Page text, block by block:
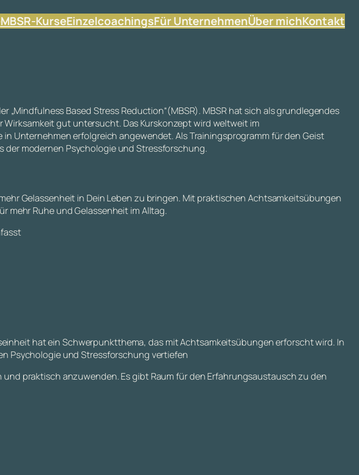
MBSR-KurseEinzelcoachingsFür UnternehmenÜber michKontakt
Based Stress Reduction“(MBSR). MBSR hat sich als grundlegendes
gut untersucht. Das Kurskonzept wird weltweit im
Unternehmen erfolgreich angewendet. Als Trainingsprogramm für den Geist
der modernen Psychologie und Stressforschung.
Gelassenheit in Dein Leben zu bringen. Mit praktischen Achtsamkeitsübungen
mehr Ruhe und Gelassenheit im Alltag.
hat ein Schwerpunktthema, das mit Achtsamkeitsübungen erforscht wird. In
Psychologie und Stressforschung vertiefen
praktisch anzuwenden. Es gibt Raum für den Erfahrungsaustausch zu den